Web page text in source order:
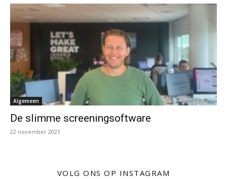
Algemeen
De slimme screeningsoftware
22 november 2021
VOLG ONS OP INSTAGRAM